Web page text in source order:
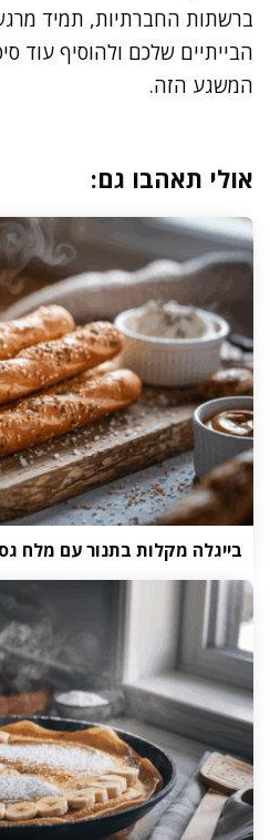
ברשתות החברתיות, תמיד
הבייתיים שלכם ולהוסיף עוד
המשגע הזה.
אולי תאהבו גם:
בייגלה מקלות בתנור עם מלח גס